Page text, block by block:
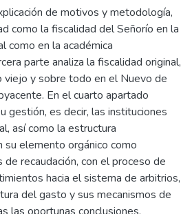
de motivos y metodología,
como la fiscalidad del Señorío en la
como en la académica
parte analiza la fiscalidad original,
viejo y sobre todo en el Nuevo de
En el cuarto apartado
gestión, es decir, las instituciones
así como la estructura
elemento orgánico como
de recaudación, con el proceso de
hacia el sistema de arbitrios,
del gasto y sus mecanismos de